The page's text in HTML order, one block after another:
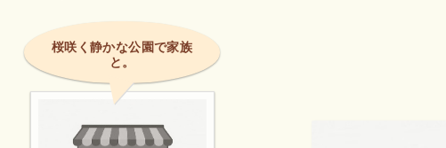
桜咲く静かな公園で家族
と。